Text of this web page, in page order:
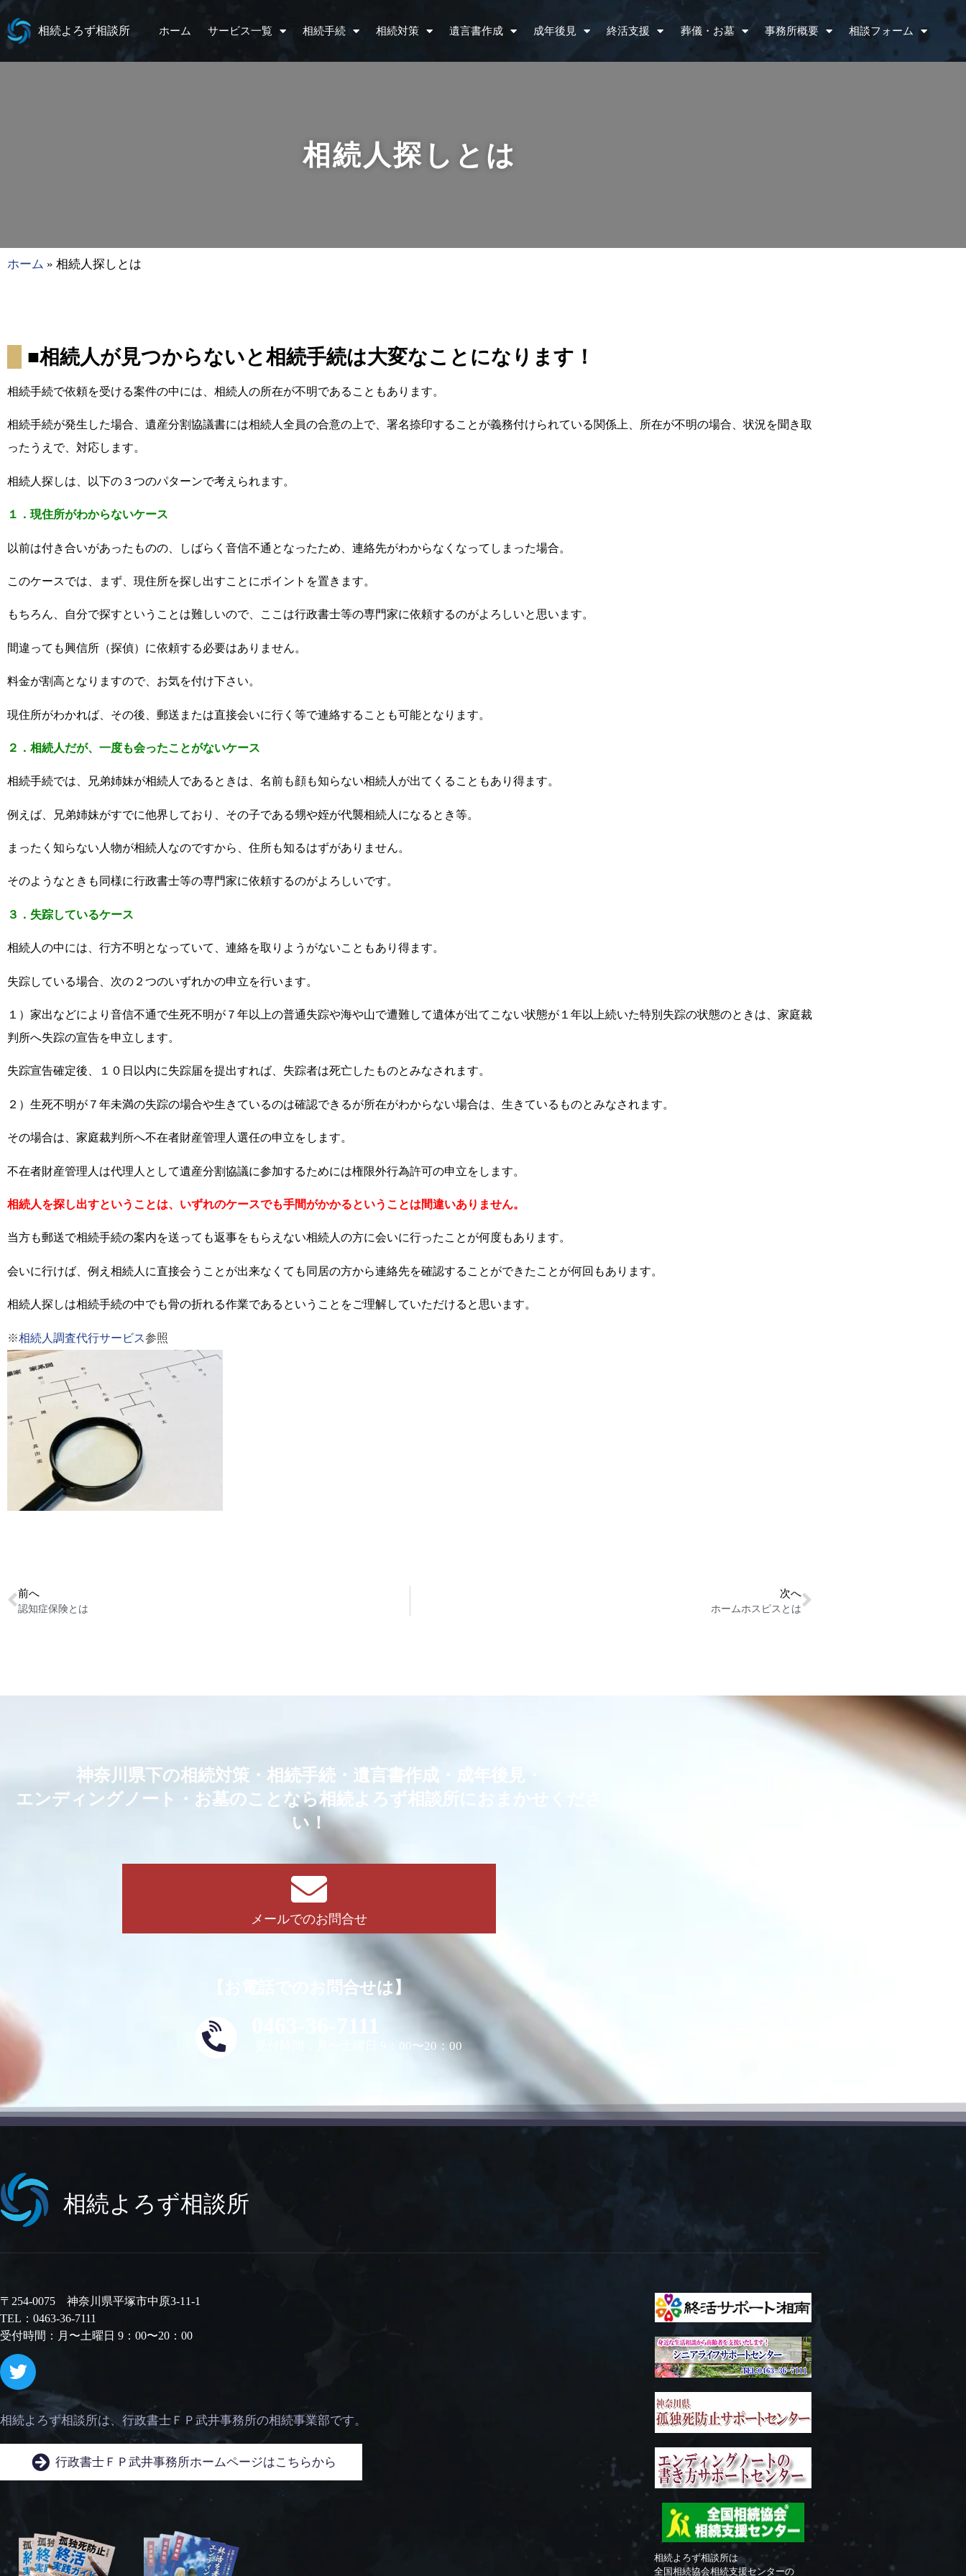
相続よろず相談所 ホーム サービス一覧 相続手続 相続対策 遺言書作成 成年後見 終活支援 葬儀・お墓 事務所概要 相談フォーム
相続人探しとは
ホーム » 相続人探しとは
■相続人が見つからないと相続手続は大変なことになります！
相続手続で依頼を受ける案件の中には、相続人の所在が不明であることもあります。
相続手続が発生した場合、遺産分割協議書には相続人全員の合意の上で、署名捺印することが義務付けられている関係上、所在が不明の場合、状況を聞き取
ったうえで、対応します。
相続人探しは、以下の３つのパターンで考えられます。
１．現住所がわからないケース
以前は付き合いがあったものの、しばらく音信不通となったため、連絡先がわからなくなってしまった場合。
このケースでは、まず、現住所を探し出すことにポイントを置きます。
もちろん、自分で探すということは難しいので、ここは行政書士等の専門家に依頼するのがよろしいと思います。
間違っても興信所（探偵）に依頼する必要はありません。
料金が割高となりますので、お気を付け下さい。
現住所がわかれば、その後、郵送または直接会いに行く等で連絡することも可能となります。
２．相続人だが、一度も会ったことがないケース
相続手続では、兄弟姉妹が相続人であるときは、名前も顔も知らない相続人が出てくることもあり得ます。
例えば、兄弟姉妹がすでに他界しており、その子である甥や姪が代襲相続人になるとき等。
まったく知らない人物が相続人なのですから、住所も知るはずがありません。
そのようなときも同様に行政書士等の専門家に依頼するのがよろしいです。
３．失踪しているケース
相続人の中には、行方不明となっていて、連絡を取りようがないこともあり得ます。
失踪している場合、次の２つのいずれかの申立を行います。
１）家出などにより音信不通で生死不明が７年以上の普通失踪や海や山で遭難して遺体が出てこない状態が１年以上続いた特別失踪の状態のときは、家庭裁
判所へ失踪の宣告を申立します。
失踪宣告確定後、１０日以内に失踪届を提出すれば、失踪者は死亡したものとみなされます。
２）生死不明が７年未満の失踪の場合や生きているのは確認できるが所在がわからない場合は、生きているものとみなされます。
その場合は、家庭裁判所へ不在者財産管理人選任の申立をします。
不在者財産管理人は代理人として遺産分割協議に参加するためには権限外行為許可の申立をします。
相続人を探し出すということは、いずれのケースでも手間がかかるということは間違いありません。
当方も郵送で相続手続の案内を送っても返事をもらえない相続人の方に会いに行ったことが何度もあります。
会いに行けば、例え相続人に直接会うことが出来なくても同居の方から連絡先を確認することができたことが何回もあります。
相続人探しは相続手続の中でも骨の折れる作業であるということをご理解していただけると思います。
※相続人調査代行サービス参照
前へ
認知症保険とは
次へ
ホームホスピスとは
神奈川県下の相続対策・相続手続・ 遺言書作成・成年後見・
エンディングノート・お墓のことなら相続よろず相談所におまかせくださ
い！
メールでのお問合せ
【お電話でのお問合せは】
0463-36-7111
受付時間：月〜土曜日 9：00〜20：00
相続よろず相談所
〒254-0075 神奈川県平塚市中原3-11-1
TEL：0463-36-7111
受付時間：月〜土曜日 9：00〜20：00
相続よろず相談所は、 行政書士ＦＰ武井事務所の相続事業部です。
行政書士ＦＰ武井事務所ホームページはこちらから
相続よろず相談所は
全国相続協会相続支援センターの